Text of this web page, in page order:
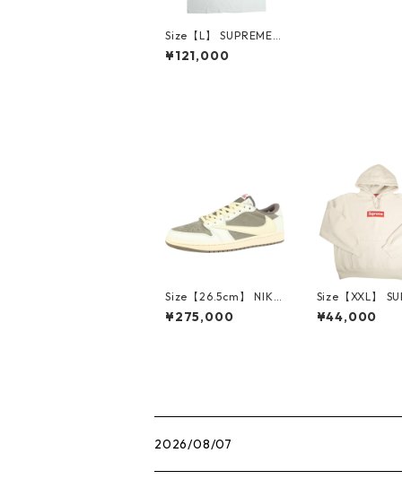
Size【L】 SUPREME
シュプリーム ×Tiffan
y & Co ティファニー 2
¥121,000
Size【26.5cm】 NIKE
ナイキ ×Travis Scott
AIR JORDAN 1 LOW
¥275,000
Size【XXL】
E シュプリーム
Box Logo
¥44,000
2026/08/07